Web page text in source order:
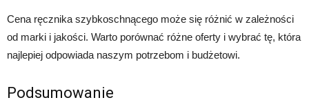
Cena ręcznika szybkoschnącego może się różnić w zależności
od marki i jakości. Warto porównać różne oferty i wybrać tę, która
najlepiej odpowiada naszym potrzebom i budżetowi.
Podsumowanie